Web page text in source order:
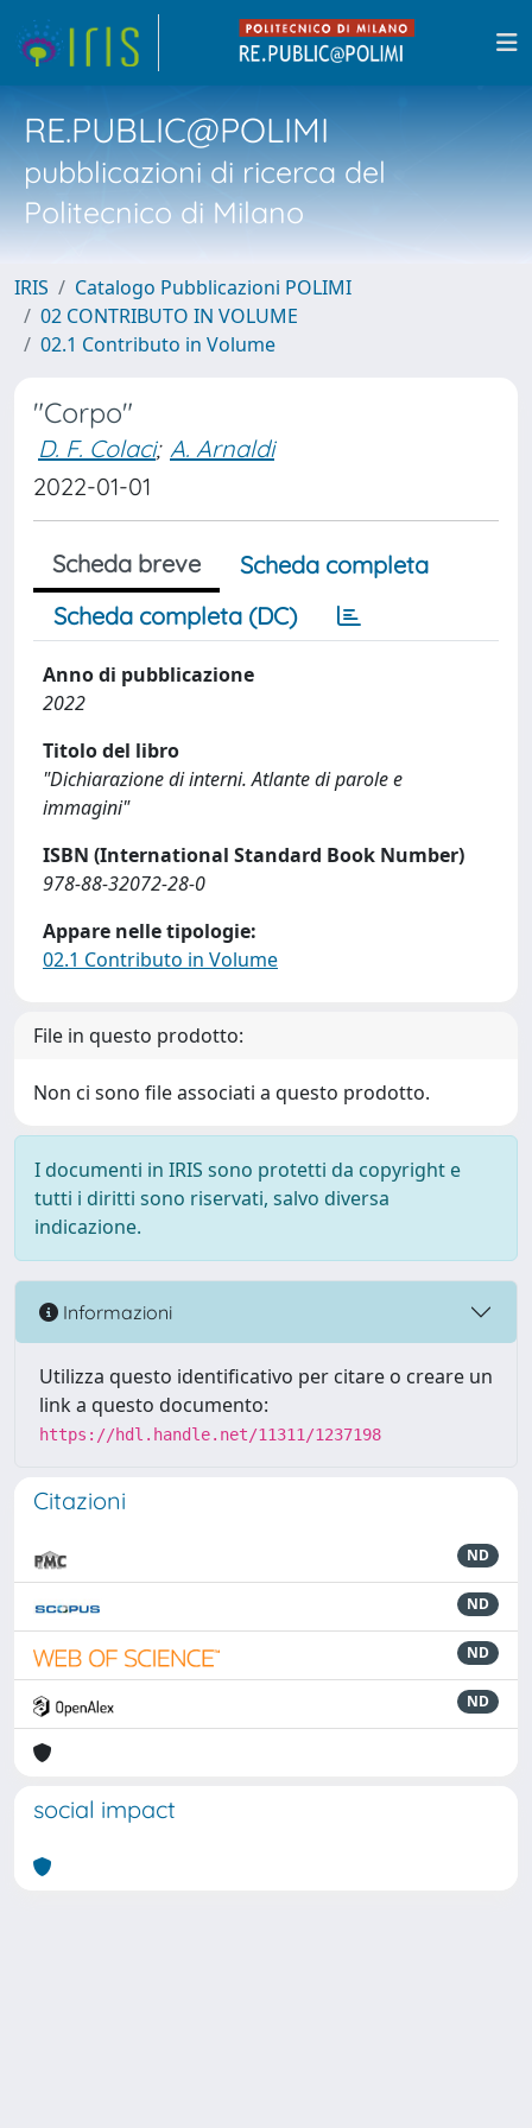
RE.PUBLIC@POLIMI
pubblicazioni di ricerca del
Politecnico di Milano
IRIS
Catalogo Pubblicazioni POLIMI
02 CONTRIBUTO IN VOLUME
02.1 Contributo in Volume
"Corpo"
D. F. Colaci; A. Arnaldi
2022-01-01
Scheda breve
Scheda completa
Scheda completa (DC)
Anno di pubblicazione
2022
Titolo del libro
"Dichiarazione di interni. Atlante di parole e
immagini"
ISBN (International Standard Book Number)
978-88-32072-28-0
Appare nelle tipologie:
02.1 Contributo in Volume
File in questo prodotto:
Non ci sono file associati a questo prodotto.
I documenti in IRIS sono protetti da copyright e
tutti i diritti sono riservati, salvo diversa
indicazione.
Informazioni
Utilizza questo identificativo per citare o creare un
link a questo documento:
https://hdl.handle.net/11311/1237198
Citazioni
ND
ND
ND
ND
social impact